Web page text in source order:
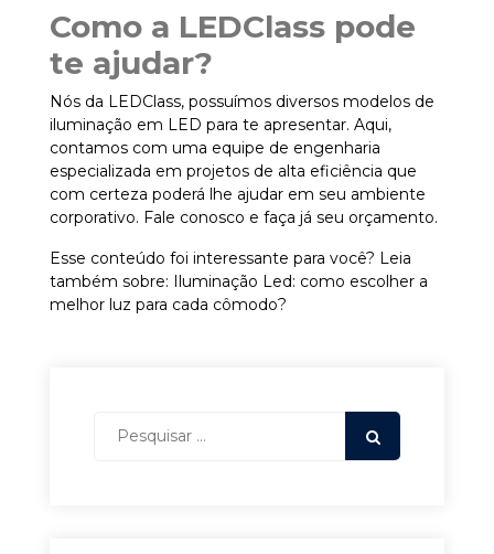
Como a LEDClass pode
te ajudar?
Nós da LEDClass, possuímos diversos modelos de
iluminação em LED para te apresentar. Aqui,
contamos com uma equipe de engenharia
especializada em projetos de alta eficiência que
com certeza poderá lhe ajudar em seu ambiente
corporativo. Fale conosco e faça já seu orçamento.
Esse conteúdo foi interessante para você? Leia
também sobre: Iluminação Led: como escolher a
melhor luz para cada cômodo?